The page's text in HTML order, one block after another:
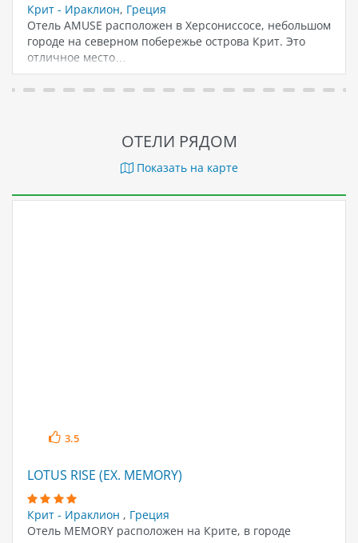
Крит - Ираклион, Греция
Отель AMUSE расположен в Херсониссосе, небольшом
городе на северном побережье острова Крит. Это
отличное место…
ОТЕЛИ РЯДОМ
Показать на карте
3.5
LOTUS RISE (EX. MEMORY)
Крит - Ираклион , Греция
Отель MEMORY расположен на Крите, в городе